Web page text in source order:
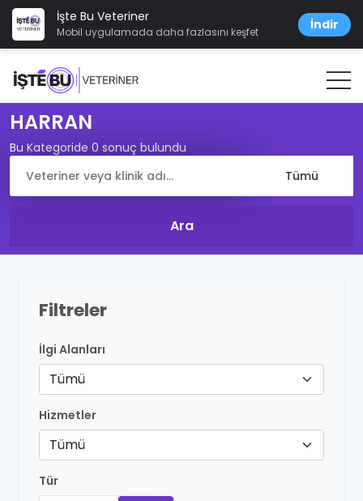
İşte Bu Veteriner
Mobil uygulamada daha fazlasını keşfet İndir
HARRAN
Bu Kategoride 0 sonuç bulundu
Filtreler
İlgi Alanları
Tümü
Hizmetler
Tümü
Tür